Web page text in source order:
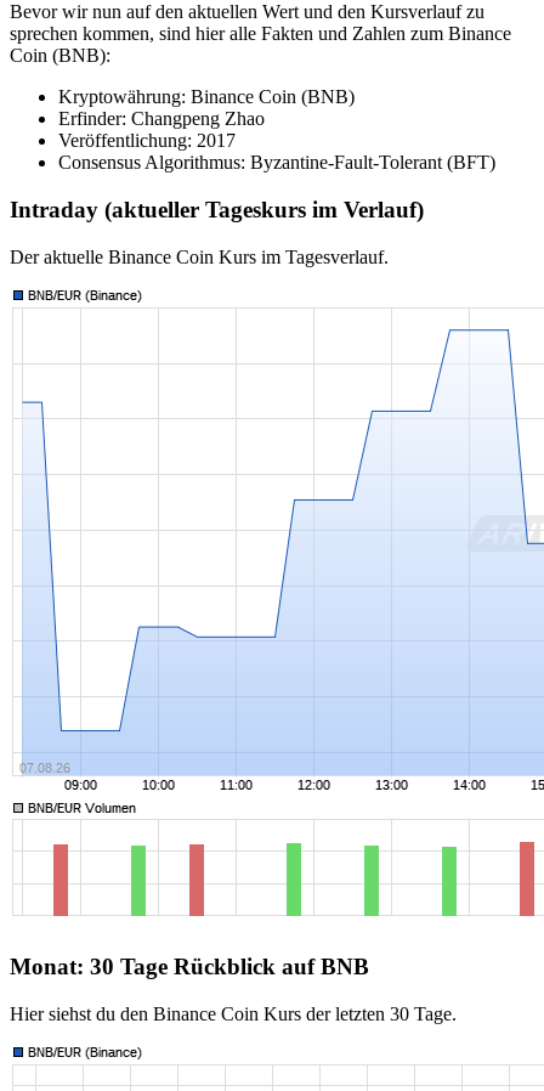
Bevor wir nun auf den aktuellen Wert und den Kursverlauf zu
sprechen kommen, sind hier alle Fakten und Zahlen zum Binance
Coin (BNB):
Kryptowährung: Binance Coin (BNB)
Erfinder: Changpeng Zhao
Veröffentlichung: 2017
Consensus Algorithmus: Byzantine-Fault-Tolerant (BFT)
Intraday (aktueller Tageskurs im Verlauf)
Der aktuelle Binance Coin Kurs im Tagesverlauf.
Monat: 30 Tage Rückblick auf BNB
Hier siehst du den Binance Coin Kurs der letzten 30 Tage.